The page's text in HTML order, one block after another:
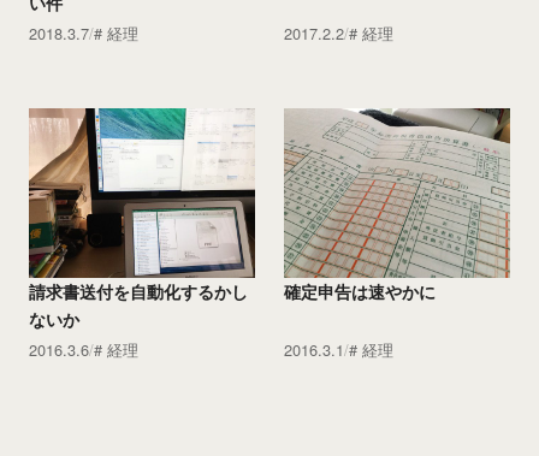
2018.3.7 経理 2017.2.2 経理
請求書送付を自動化するかし
ないか
2016.3.6 経理
確定申告は速やかに
2016.3.1 経理